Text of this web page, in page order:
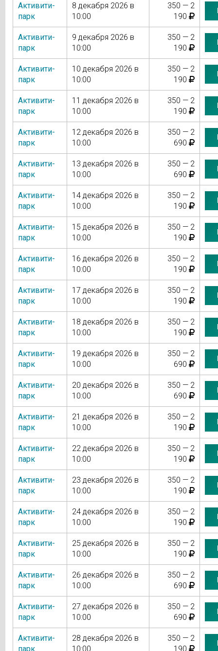
Активити-
парк
8 декабря 2026 в
10:00
350 — 2
190
Активити-
парк
9 декабря 2026 в
10:00
350 — 2
190
Активити-
парк
10 декабря 2026 в
10:00
350 — 2
190
Активити-
парк
11 декабря 2026 в
10:00
350 — 2
190
Активити-
парк
12 декабря 2026 в
10:00
350 — 2
690
Активити-
парк
13 декабря 2026 в
10:00
350 — 2
690
Активити-
парк
14 декабря 2026 в
10:00
350 — 2
190
Активити-
парк
15 декабря 2026 в
10:00
350 — 2
190
Активити-
парк
16 декабря 2026 в
10:00
350 — 2
190
Активити-
парк
17 декабря 2026 в
10:00
350 — 2
190
Активити-
парк
18 декабря 2026 в
10:00
350 — 2
190
Активити-
парк
19 декабря 2026 в
10:00
350 — 2
690
Активити-
парк
20 декабря 2026 в
10:00
350 — 2
690
Активити-
парк
21 декабря 2026 в
10:00
350 — 2
190
Активити-
парк
22 декабря 2026 в
10:00
350 — 2
190
Активити-
парк
23 декабря 2026 в
10:00
350 — 2
190
Активити-
парк
24 декабря 2026 в
10:00
350 — 2
190
Активити-
парк
25 декабря 2026 в
10:00
350 — 2
190
Активити-
парк
26 декабря 2026 в
10:00
350 — 2
690
Активити-
парк
27 декабря 2026 в
10:00
350 — 2
690
Активити-
парк
28 декабря 2026 в
10:00
350 — 2
190